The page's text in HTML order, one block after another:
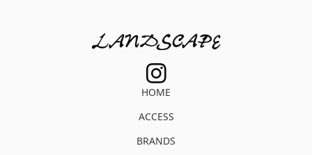
HOME
ACCESS
BRANDS